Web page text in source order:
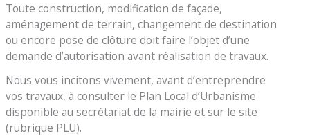
Toute construction, modification de façade,
aménagement de terrain, changement de destination
ou encore pose de clôture doit faire l’objet d’une
demande d’autorisation avant réalisation de travaux.
Nous vous incitons vivement, avant d’entreprendre
vos travaux, à consulter le Plan Local d’Urbanisme
disponible au secrétariat de la mairie et sur le site
(rubrique PLU).